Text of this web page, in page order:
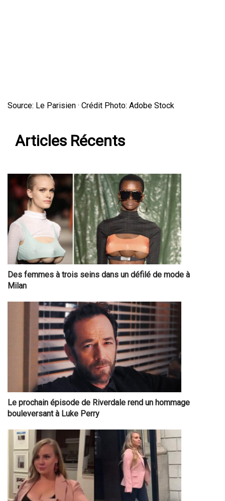
Source: Le Parisien · Crédit Photo: Adobe Stock
Articles Récents
Des femmes à trois seins dans un défilé de mode à
Milan
Le prochain épisode de Riverdale rend un hommage
bouleversant à Luke Perry